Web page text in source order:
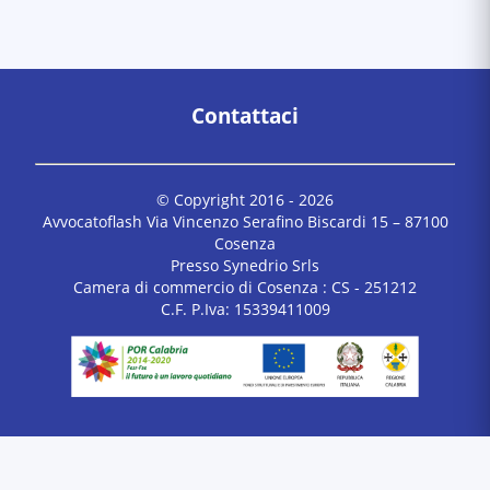
Contattaci
© Copyright 2016 - 2026
Avvocatoflash Via Vincenzo Serafino Biscardi 15 – 87100
Cosenza
Presso Synedrio Srls
Camera di commercio di Cosenza : CS - 251212
C.F. P.Iva: 15339411009